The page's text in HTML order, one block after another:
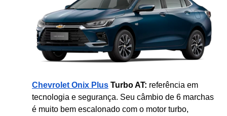
Chevrolet Onix Plus Turbo AT: referência em
tecnologia e segurança. Seu câmbio de 6 marchas
é muito bem escalonado com o motor turbo,